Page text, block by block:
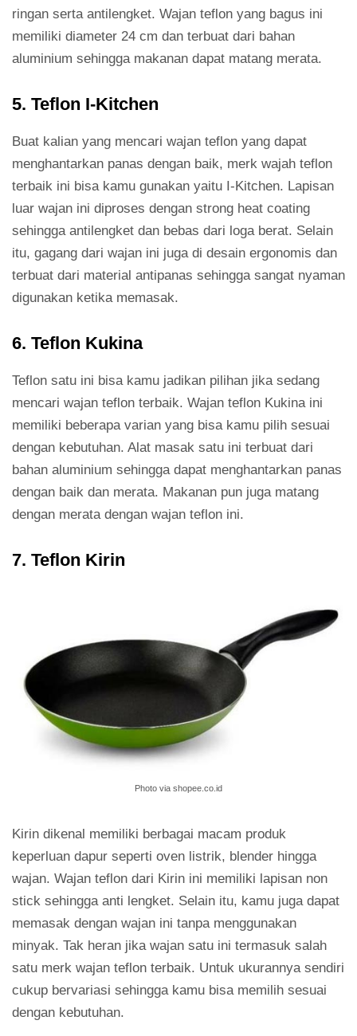
ringan serta antilengket. Wajan teflon yang bagus ini
memiliki diameter 24 cm dan terbuat dari bahan
aluminium sehingga makanan dapat matang merata.
5. Teflon I-Kitchen
Buat kalian yang mencari wajan teflon yang dapat
menghantarkan panas dengan baik, merk wajah teflon
terbaik ini bisa kamu gunakan yaitu I-Kitchen. Lapisan
luar wajan ini diproses dengan strong heat coating
sehingga antilengket dan bebas dari loga berat. Selain
itu, gagang dari wajan ini juga di desain ergonomis dan
terbuat dari material antipanas sehingga sangat nyaman
digunakan ketika memasak.
6. Teflon Kukina
Teflon satu ini bisa kamu jadikan pilihan jika sedang
mencari wajan teflon terbaik. Wajan teflon Kukina ini
memiliki beberapa varian yang bisa kamu pilih sesuai
dengan kebutuhan. Alat masak satu ini terbuat dari
bahan aluminium sehingga dapat menghantarkan panas
dengan baik dan merata. Makanan pun juga matang
dengan merata dengan wajan teflon ini.
7. Teflon Kirin
Photo via shopee.co.id
Kirin dikenal memiliki berbagai macam produk
keperluan dapur seperti oven listrik, blender hingga
wajan. Wajan teflon dari Kirin ini memiliki lapisan non
stick sehingga anti lengket. Selain itu, kamu juga dapat
memasak dengan wajan ini tanpa menggunakan
minyak. Tak heran jika wajan satu ini termasuk salah
satu merk wajan teflon terbaik. Untuk ukurannya sendiri
cukup bervariasi sehingga kamu bisa memilih sesuai
dengan kebutuhan.